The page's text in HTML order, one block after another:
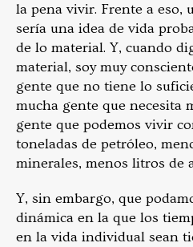
la pena vivir. Frente a eso,
sería una idea de vida
de lo material. Y, cuando
material, soy muy
gente que no tiene lo
mucha gente que necesita
gente que podemos vivir
toneladas de petróleo,
minerales, menos litros de
Y, sin embargo, que
dinámica en la que los
en la vida individual sean